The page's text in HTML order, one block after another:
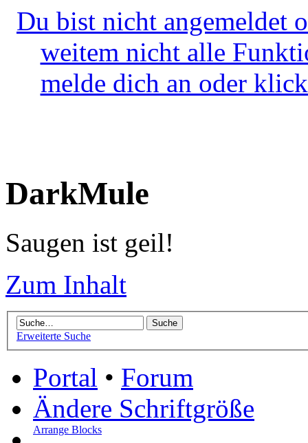
Du bist nicht angemeldet
weitem nicht alle
melde dich an oder
DarkMule
Saugen ist geil!
Zum Inhalt
Erweiterte Suche
Portal • Forum
Ändere Schriftgröße
Arrange Blocks